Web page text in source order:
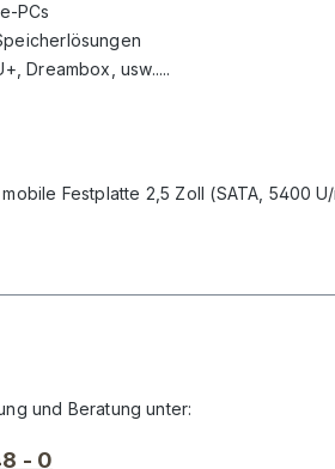
PCs
Dreambox, usw.....
Festplatte 2,5 Zoll (SATA, 5400
und Beratung unter:
- 0